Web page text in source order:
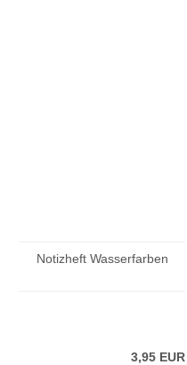
Notizheft Wasserfarben
3,95 EUR